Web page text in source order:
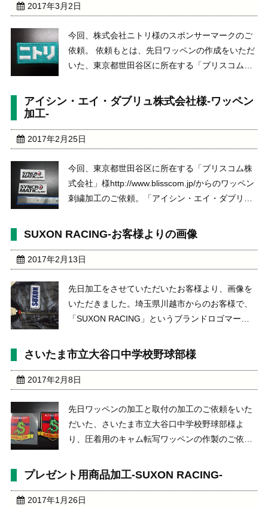
2017年3月2日
今回、株式会社ニトリ様のスポンサーマークのご
依頼。 依頼もとは、先日ワッペンの作成をいただ
いた、東京都世田谷区に所在する「ブリスコム株
刺繍加工のご依頼。 発送先は、東京都江東区所在
アイシン・エイ・ダブリュ株式会社様-ワッペン
加工-
2017年2月25日
今回、東京都世田谷区に所在する「ブリスコム株
式会社」様http://www.blisscom.jp/からのワッペン
刺繍加工のご依頼。「アイシン・エイ・ダブリュ
aw.co.jp/ 枚数は、２００枚の加工。裏面をアイロ
SUXON RACING-お客様よりの画像
2017年2月13日
先日加工をさせていただいたお客様より、画像を
いただきました。埼玉県川越市からのお客様で、
「SUXON RACING」というブランドロゴマーク
工。 喜んでいただき、弊社共々非常にうれしく思
さいたま市立大谷口中学校野球部様
2017年2月8日
先日ワッペンの加工と取付の加工のご依頼をいた
だいた、さいたま市立大谷口中学校野球部様よ
り、圧着用のキャム転写ワッペンの作製のご依
にある中学校です。
プレゼント用商品加工-SUXON RACING-
2017年1月26日